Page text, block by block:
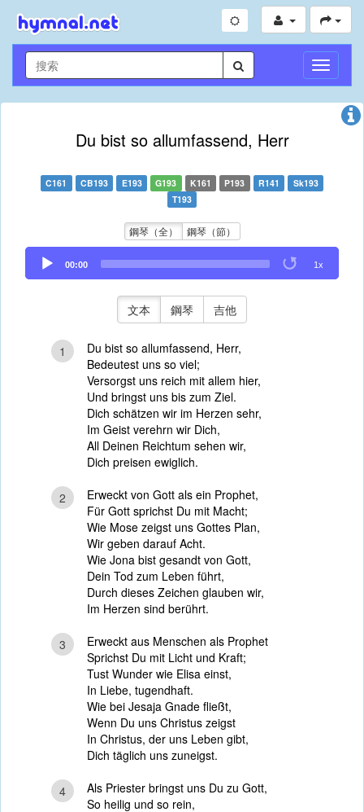
切
換
導
Du bist so allumfassend, Herr
C161 CB193 E193 G193 K161 P193 R141
Sk193
T193
鋼琴（全） 鋼琴（節）
Audio
Player
00:00 1x
文本 鋼琴 吉他
1
Du bist so allumfassend, Herr,
Bedeutest uns so viel;
Versorgst uns reich mit allem hier,
Und bringst uns bis zum Ziel.
Dich schätzen wir im Herzen sehr,
Im Geist verehrn wir Dich,
All Deinen Reichtum sehen wir,
Dich preisen ewiglich.
2
Erweckt von Gott als ein Prophet,
Für Gott sprichst Du mit Macht;
Wie Mose zeigst uns Gottes Plan,
Wir geben darauf Acht.
Wie Jona bist gesandt von Gott,
Dein Tod zum Leben führt,
Durch dieses Zeichen glauben wir,
Im Herzen sind berührt.
3
Erweckt aus Menschen als Prophet
Sprichst Du mit Licht und Kraft;
Tust Wunder wie Elisa einst,
In Liebe, tugendhaft.
Wie bei Jesaja Gnade fließt,
Wenn Du uns Christus zeigst
In Christus, der uns Leben gibt,
Dich täglich uns zuneigst.
4
Als Priester bringst uns Du zu Gott,
So heilig und so rein,